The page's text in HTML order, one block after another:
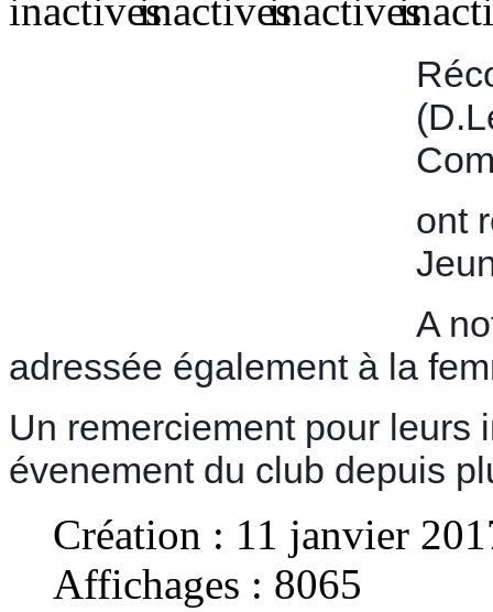
ont
A
adressée également à la
Un remerciement pour leurs
évenement du club depuis
Création : 11 janvier
Affichages : 8065